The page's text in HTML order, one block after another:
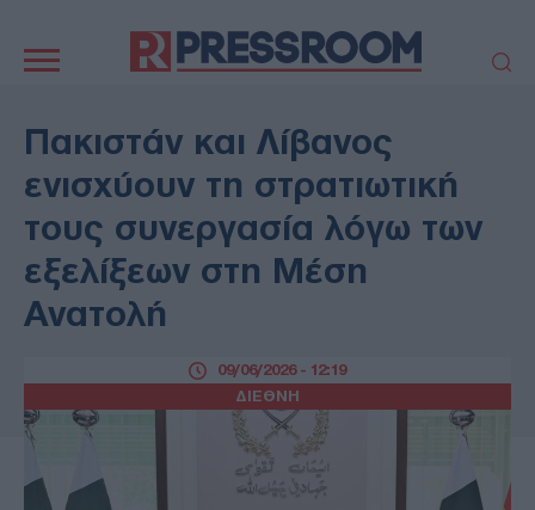
πλοήγηση
ΠΟΛΙΤΙΚΗ
ΤΟΥΡΚΙΑ
ΕΛΛΑΔΑ
ΕΚΚΛΗΣΙΑ
ΑΜΥΝΑ
ΔΙΕΘΝΗ
ΚΥΠΡΟΣ
MEDIA
LIFESTYLE
SPORTS
ΤΕΧΝΟΛΟΓΙΑ
ΠΑΡΑΞΕΝΑ
ΖΩΔΙΑ
ΑΡΘΡΟΓΡΑΦΙΑ
Πακιστάν και Λίβανος
ενισχύουν τη στρατιωτική
τους συνεργασία λόγω των
εξελίξεων στη Μέση
Ανατολή
ΔΙΕΘΝΗ
09/06/2026 - 12:19